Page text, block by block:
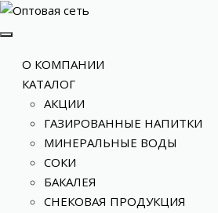
О КОМПАНИИ
КАТАЛОГ
АКЦИИ
ГАЗИРОВАННЫЕ НАПИТКИ
МИНЕРАЛЬНЫЕ ВОДЫ
СОКИ
БАКАЛЕЯ
СНЕКОВАЯ ПРОДУКЦИЯ